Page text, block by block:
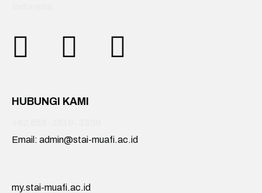
HUBUNGI KAMI
Email: admin@stai-muafi.ac.id
my.stai-muafi.ac.id